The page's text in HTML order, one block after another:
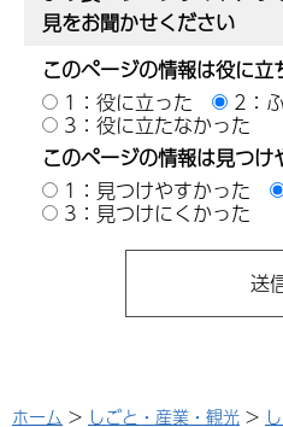
見をお聞かせください
このページの情報は役に立
1：役に立った
2：
3：役に立たなかった
このページの情報は見つけ
1：見つけやすかった
3：見つけにくかった
ホーム > しごと・産業・観光 >